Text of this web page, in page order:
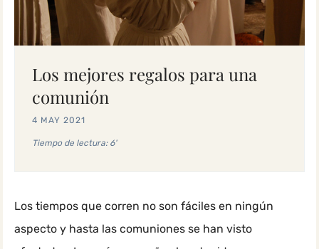
Los mejores regalos para una
comunión
4 MAY 2021
Tiempo de lectura: 6'
Los tiempos que corren no son fáciles en ningún
aspecto y hasta las comuniones se han visto